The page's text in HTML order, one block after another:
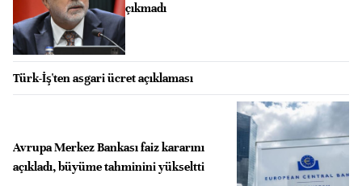
çıkmadı
Türk-İş'ten asgari ücret açıklaması
Avrupa Merkez Bankası faiz kararını
açıkladı, büyüme tahminini yükseltti